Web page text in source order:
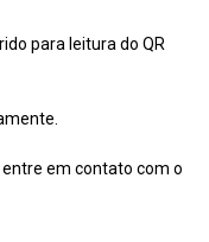
para leitura do QR
em contato com o